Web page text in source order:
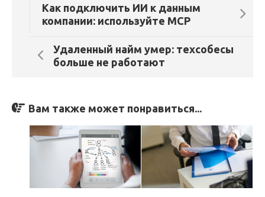
Как подключить ИИ к данным
компании: используйте MCP
Удаленный найм умер: техсобесы
больше не работают
Вам также может понравиться...